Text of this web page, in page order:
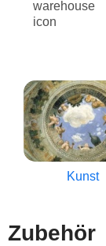
Kunst
Zubehör